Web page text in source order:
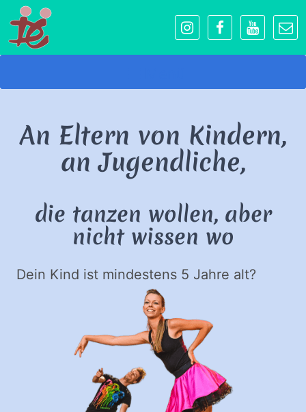
An Eltern von Kindern,
an Jugendliche,
die tanzen wollen, aber
nicht wissen wo
Dein Kind ist mindestens 5 Jahre alt?